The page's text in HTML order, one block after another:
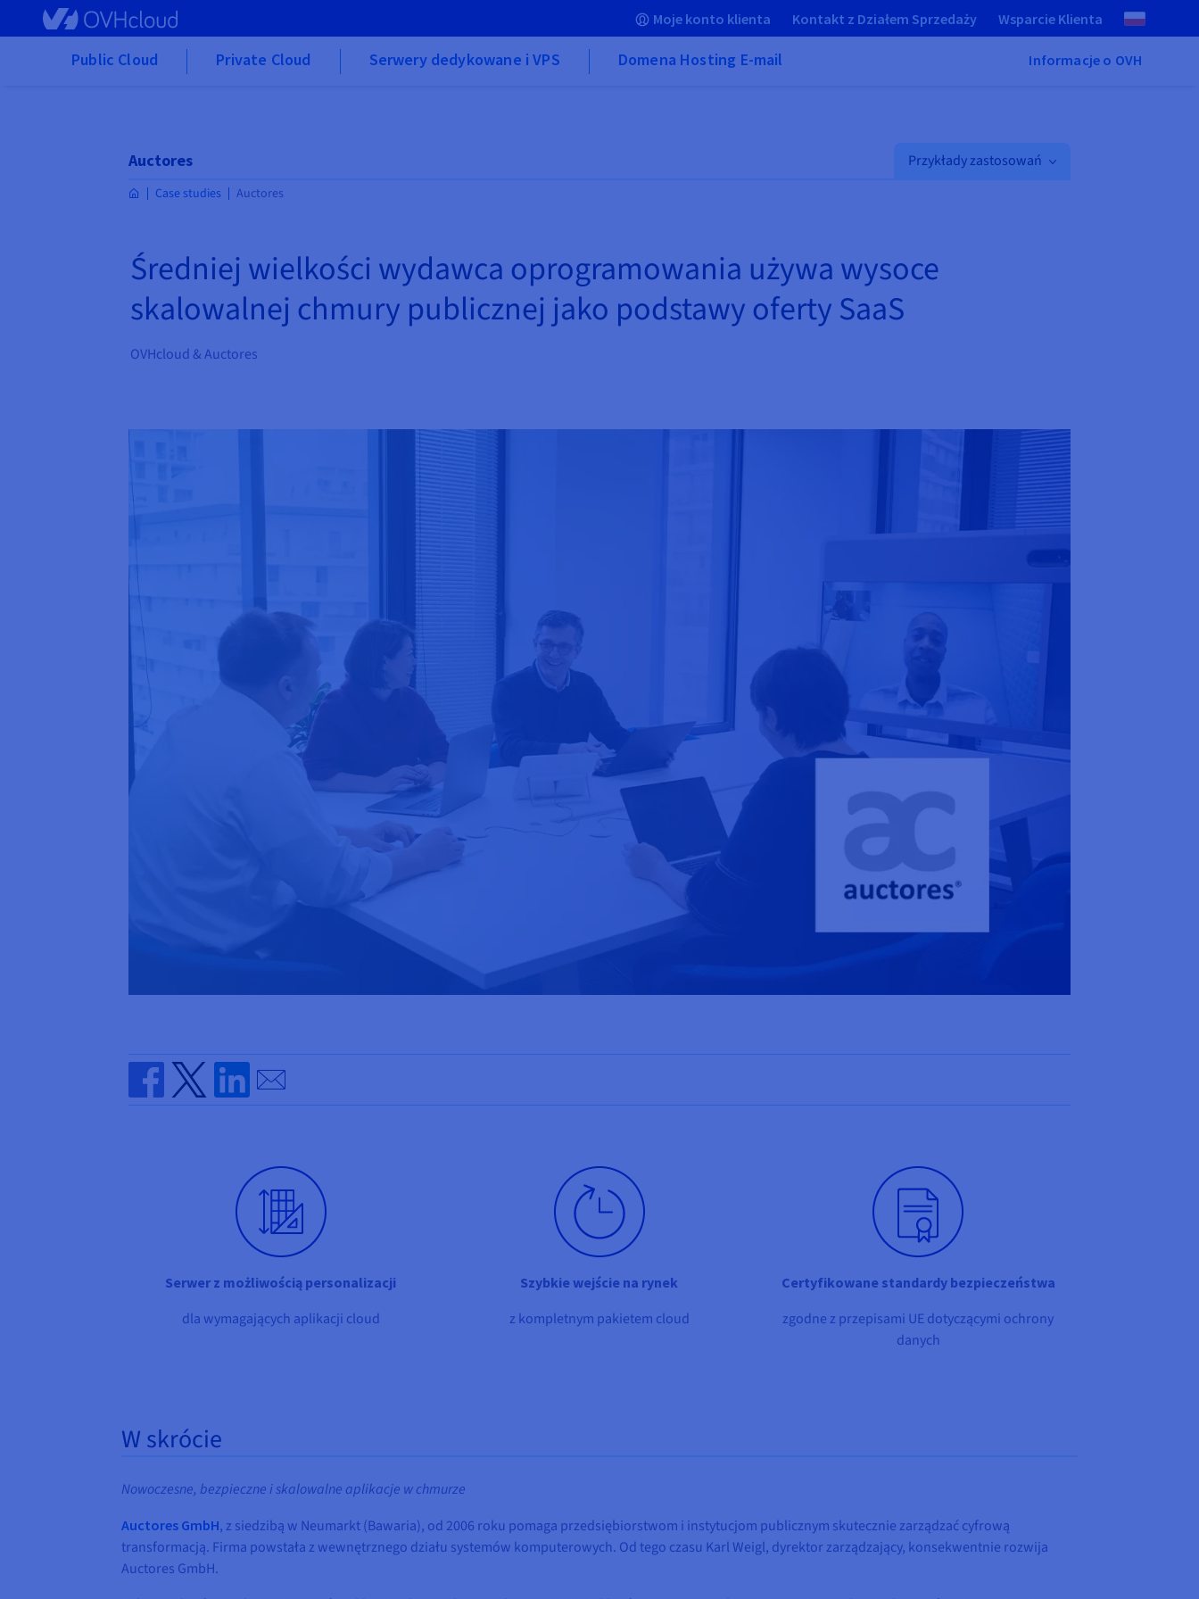
Skip to main content Moje konto klienta Kontakt z Działem Sprzedaży Wsparcie Klienta
Public Cloud Private Cloud Serwery dedykowane i VPS Domena Hosting E-mail Informacje o OVH
Auctores Przykłady zastosowań
Case studies Auctores
Średniej wielkości wydawca oprogramowania używa wysoce
skalowalnej chmury publicznej jako podstawy oferty SaaS
OVHcloud & Auctores
Share on Facebook
Share on Twitter
Share on Linkedin
Send by email
Serwer z możliwością personalizacji
dla wymagających aplikacji cloud
Szybkie wejście na rynek
z kompletnym pakietem cloud
Certyfikowane standardy bezpieczeństwa
zgodne z przepisami UE dotyczącymi ochrony
danych
W skrócie
Nowoczesne, bezpieczne i skalowalne aplikacje w chmurze
Auctores GmbH, z siedzibą w Neumarkt (Bawaria), od 2006 roku pomaga przedsiębiorstwom i instytucjom publicznym skutecznie zarządzać cyfrową
transformacją. Firma powstała z wewnętrznego działu systemów komputerowych. Od tego czasu Karl Weigl, dyrektor zarządzający, konsekwentnie rozwija
Auctores GmbH.